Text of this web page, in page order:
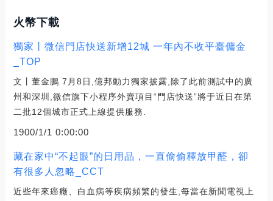
火幣下載
獨家丨微信門店快送新增12城 一年內不收平臺傭金
_TOP
文丨董金鵬 7月8日,億邦動力獨家披露,除了此前測試中的廣
州和深圳,微信旗下小程序外賣項目“門店快送”將于近日在第
二批12個城市正式上線提供服務.
1900/1/1 0:00:00
藏在家中“不起眼”的日用品，一直偷偷釋放甲醛，卻
有很多人忽略_CCT
近些年來癌癥、白血病等疾病頻繁的發生,每當在新聞電視上